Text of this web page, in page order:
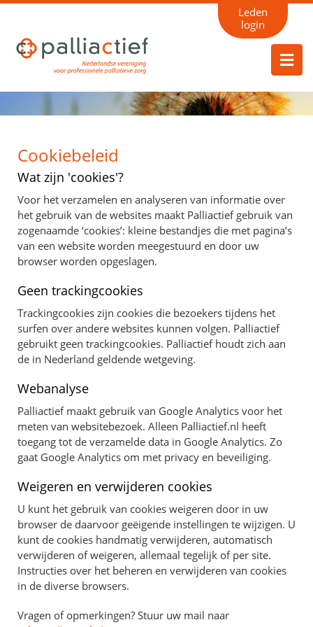
Leden
login
Cookiebeleid
Wat zijn 'cookies'?
Voor het verzamelen en analyseren van informatie over
het gebruik van de websites maakt Palliactief gebruik van
zogenaamde ‘cookies’: kleine bestandjes die met pagina’s
van een website worden meegestuurd en door uw
browser worden opgeslagen.
Geen trackingcookies
Trackingcookies zijn cookies die bezoekers tijdens het
surfen over andere websites kunnen volgen. Palliactief
gebruikt geen trackingcookies. Palliactief houdt zich aan
de in Nederland geldende wetgeving.
Webanalyse
Palliactief maakt gebruik van Google Analytics voor het
meten van websitebezoek. Alleen Palliactief.nl heeft
toegang tot de verzamelde data in Google Analytics. Zo
gaat Google Analytics om met privacy en beveiliging.
Weigeren en verwijderen cookies
U kunt het gebruik van cookies weigeren door in uw
browser de daarvoor geëigende instellingen te wijzigen. U
kunt de cookies handmatig verwijderen, automatisch
verwijderen of weigeren, allemaal tegelijk of per site.
Instructies over het beheren en verwijderen van cookies
in de diverse browsers.
Vragen of opmerkingen? Stuur uw mail naar